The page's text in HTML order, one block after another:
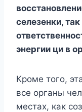
селезенки,
энергии ци в
Кроме того,
все органы
местах, как